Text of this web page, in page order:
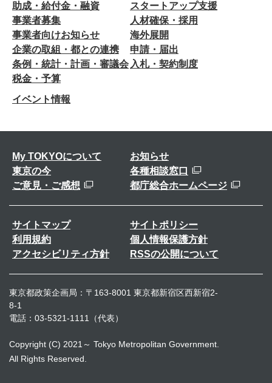
助成・給付金・融資
スタートアップ支援
事業者募集
人材確保・採用
事業者向けお知らせ
海外展開
企業の取組・都との連携
申請・届出
条例・統計・計画・審議会 入札・契約制度
税金・予算
イベント情報
My TOKYOについて
お知らせ
東京の今
各種相談窓口
ご意見・ご感想
都庁総合ホームページ
サイトマップ
サイトポリシー
利用規約
個人情報保護方針
アクセシビリティ方針
RSSの公開について
東京都政策企画局：〒163-8001 東京都新宿区西新宿2-
8-1
電話：03-5321-1111（代表）
Copyright (C) 2021～ Tokyo Metropolitan Government.
All Rights Reserved.